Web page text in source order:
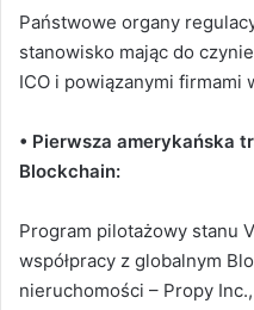
Państwowe organy
stanowisko mając do
ICO i powiązanymi firmami
• Pierwsza amerykańska
Blockchain:
Program pilotażowy stanu
współpracy z globalnym
nieruchomości – Propy